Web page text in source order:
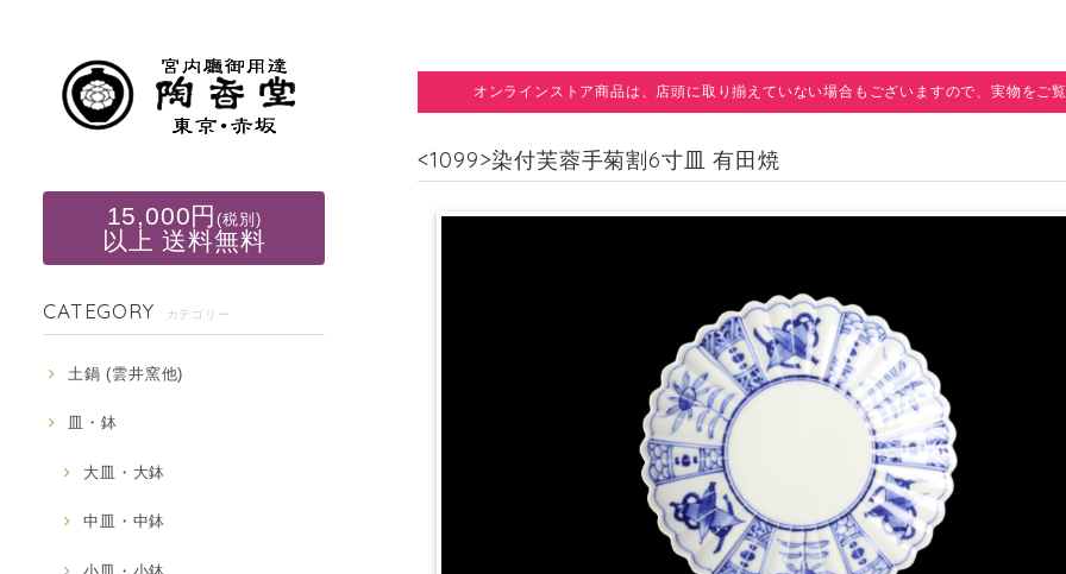
15,000円(税別)
以上 送料無料
CATEGORY カテゴリー
土鍋 (雲井窯他)
皿・鉢
大皿・大鉢
中皿・中鉢
オンラインストア商品は、店頭に取り揃えていない場合もございますので、実物をご
<1099>染付芙蓉手菊割6寸皿 有田焼